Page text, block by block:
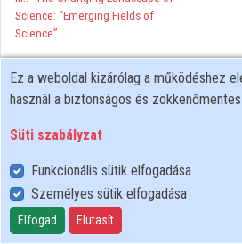
Science: “Emerging Fields of
Science”
Felhasználói szabályzat
Adatkezelési tájékoztató
Süti szabályzat
Ez a weboldal kizárólag a működéshez
használ a biztonságos és
Süti szabályzat
Funkcionális sütik elfogadása
Személyes sütik elfogadása
Elfogad Elutasít